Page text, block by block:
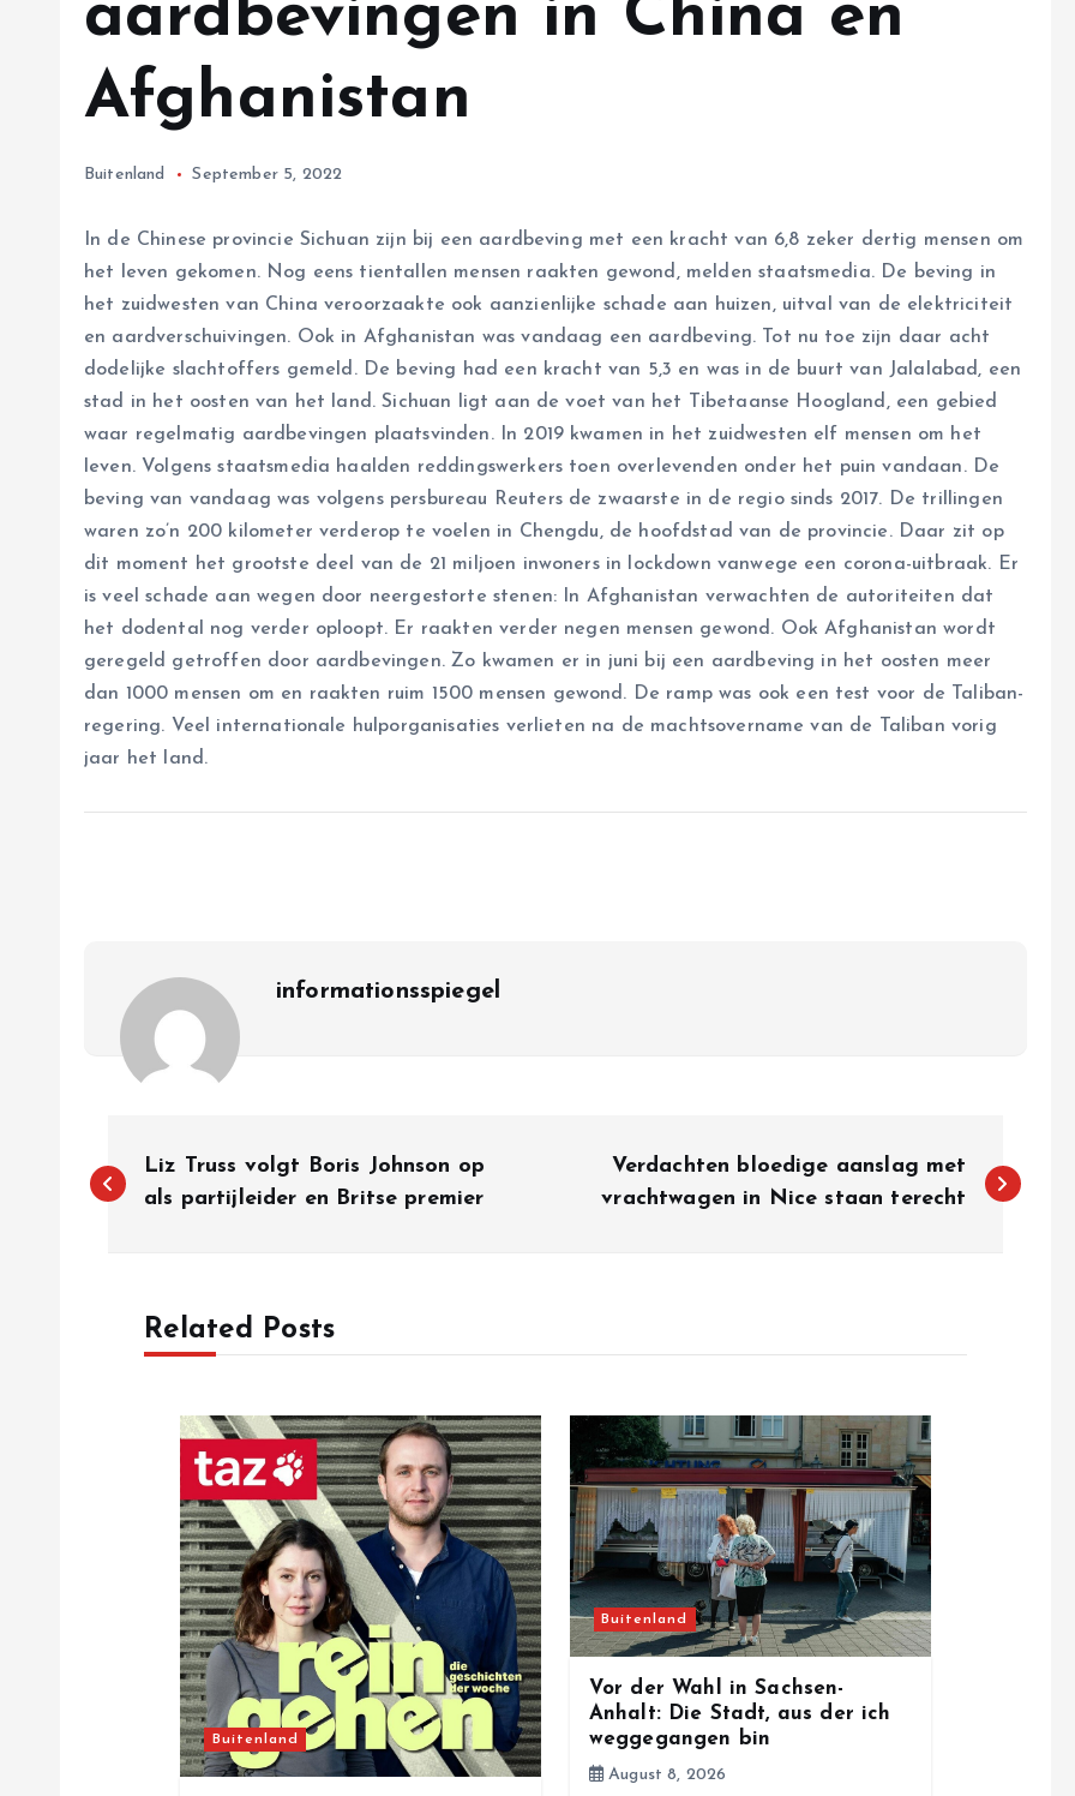
aardbevingen in China en
Afghanistan
Buitenland September 5, 2022
In de Chinese provincie Sichuan zijn bij een aardbeving met een kracht van 6,8 zeker dertig mensen om
het leven gekomen. Nog eens tientallen mensen raakten gewond, melden staatsmedia. De beving in
het zuidwesten van China veroorzaakte ook aanzienlijke schade aan huizen, uitval van de elektriciteit
en aardverschuivingen. Ook in Afghanistan was vandaag een aardbeving. Tot nu toe zijn daar acht
dodelijke slachtoffers gemeld. De beving had een kracht van 5,3 en was in de buurt van Jalalabad, een
stad in het oosten van het land. Sichuan ligt aan de voet van het Tibetaanse Hoogland, een gebied
waar regelmatig aardbevingen plaatsvinden. In 2019 kwamen in het zuidwesten elf mensen om het
leven. Volgens staatsmedia haalden reddingswerkers toen overlevenden onder het puin vandaan. De
beving van vandaag was volgens persbureau Reuters de zwaarste in de regio sinds 2017. De trillingen
waren zo’n 200 kilometer verderop te voelen in Chengdu, de hoofdstad van de provincie. Daar zit op
dit moment het grootste deel van de 21 miljoen inwoners in lockdown vanwege een corona-uitbraak. Er
is veel schade aan wegen door neergestorte stenen: In Afghanistan verwachten de autoriteiten dat
het dodental nog verder oploopt. Er raakten verder negen mensen gewond. Ook Afghanistan wordt
geregeld getroffen door aardbevingen. Zo kwamen er in juni bij een aardbeving in het oosten meer
dan 1000 mensen om en raakten ruim 1500 mensen gewond. De ramp was ook een test voor de Taliban-
regering. Veel internationale hulporganisaties verlieten na de machtsovername van de Taliban vorig
jaar het land.
informationsspiegel
o
Liz Truss volgt Boris Johnson op
als partijleider en Britse premier
Verdachten bloedige aanslag met
vrachtwagen in Nice staan terecht
Related Posts
Buitenland
Buitenland
Vor der Wahl in Sachsen-
Anhalt: Die Stadt, aus der ich
weggegangen bin
August 8, 2026